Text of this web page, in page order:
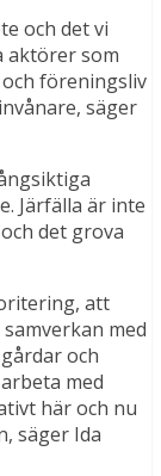
och det vi
aktörer som
föreningsliv
säger
Järfälla är inte
det grova
att
med
och
med
här och nu
säger Ida